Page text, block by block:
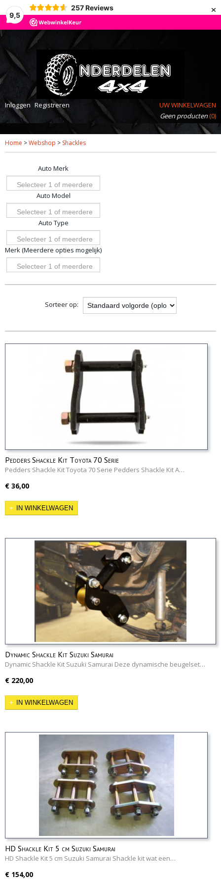
9,5
257 Reviews ×
Inloggen Registreren
UW WINKELWAGEN
Geen producten(0)
Home >Webshop > Shackles
Auto Merk
Selecteer 1 of meerdere
opties
Auto Model
Selecteer 1 of meerdere
opties
Auto Type
Selecteer 1 of meerdere
opties
Merk (Meerdere opties mogelijk)
Selecteer 1 of meerdere
Sorteer op:
Pedders Shackle Kit Toyota 70 Serie
Pedders Shackle Kit Toyota 70 Serie Pedders Shackle Kit A…
€ 36,00
IN WINKELWAGEN
Dynamic Shackle Kit Suzuki Samurai
Dynamic Shackle Kit Suzuki Samurai Deze dynamische beugelset…
€ 220,00
IN WINKELWAGEN
HD Shackle Kit 5 cm Suzuki Samurai
HD Shackle Kit 5 cm Suzuki Samurai Shackle kit wat een…
€ 154,00